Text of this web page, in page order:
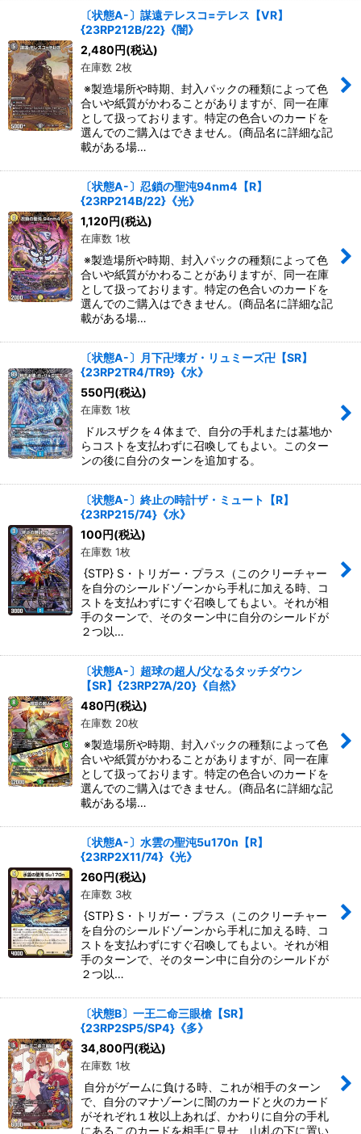
〔状態A-〕謀遠テレスコ=テレス【VR】
{23RP212B/22}《闇》
2,480 円(税込)
在庫数 2枚
※製造場所や時期、封入パックの種類によって色
合いや紙質がかわることがありますが、同一在庫
として扱っております。特定の色合いのカードを
選んでのご購入はできません。(商品名に詳細な記
載がある場…
〔状態A-〕忍鎖の聖沌94nm4【R】
{23RP214B/22}《光》
1,120 円(税込)
在庫数 1枚
※製造場所や時期、封入パックの種類によって色
合いや紙質がかわることがありますが、同一在庫
として扱っております。特定の色合いのカードを
選んでのご購入はできません。(商品名に詳細な記
載がある場…
〔状態A-〕月下卍壊ガ・リュミーズ卍【SR】
{23RP2TR4/TR9}《水》
550 円(税込)
在庫数 1枚
ドルスザクを４体まで、自分の手札または墓地か
らコストを支払わずに召喚してもよい。このター
ンの後に自分のターンを追加する。
〔状態A-〕終止の時計ザ・ミュート【R】
{23RP215/74}《水》
100 円(税込)
在庫数 1枚
{STP} S・トリガー・プラス（このクリーチャー
を自分のシールドゾーンから手札に加える時、コ
ストを支払わずにすぐ召喚してもよい。それが相
手のターンで、そのターン中に自分のシールドが
２つ以…
〔状態A-〕超球の超人/父なるタッチダウン
【SR】{23RP27A/20}《自然》
480 円(税込)
在庫数 20枚
※製造場所や時期、封入パックの種類によって色
合いや紙質がかわることがありますが、同一在庫
として扱っております。特定の色合いのカードを
選んでのご購入はできません。(商品名に詳細な記
載がある場…
〔状態A-〕水雲の聖沌5u170n【R】
{23RP2X11/74}《光》
260 円(税込)
在庫数 3枚
{STP} S・トリガー・プラス（このクリーチャー
を自分のシールドゾーンから手札に加える時、コ
ストを支払わずにすぐ召喚してもよい。それが相
手のターンで、そのターン中に自分のシールドが
２つ以…
〔状態B〕一王二命三眼槍【SR】
{23RP2SP5/SP4}《多》
34,800 円(税込)
在庫数 1枚
自分がゲームに負ける時、これが相手のターン
で、自分のマナゾーンに闇のカードと火のカード
がそれぞれ１枚以上あれば、かわりに自分の手札
にあるこのカードを相手に見せ、山札の下に置い